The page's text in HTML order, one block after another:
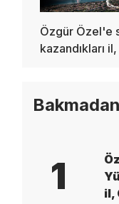
Özgür Özel'e
kazandıkları
1
il,